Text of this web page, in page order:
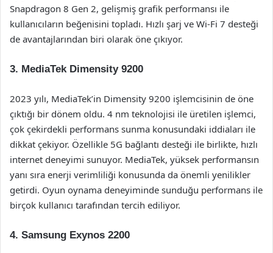
Snapdragon 8 Gen 2, gelişmiş grafik performansı ile
kullanıcıların beğenisini topladı. Hızlı şarj ve Wi-Fi 7 desteği
de avantajlarından biri olarak öne çıkıyor.
3. MediaTek Dimensity 9200
2023 yılı, MediaTek’in Dimensity 9200 işlemcisinin de öne
çıktığı bir dönem oldu. 4 nm teknolojisi ile üretilen işlemci,
çok çekirdekli performans sunma konusundaki iddiaları ile
dikkat çekiyor. Özellikle 5G bağlantı desteği ile birlikte, hızlı
internet deneyimi sunuyor. MediaTek, yüksek performansın
yanı sıra enerji verimliliği konusunda da önemli yenilikler
getirdi. Oyun oynama deneyiminde sunduğu performans ile
birçok kullanıcı tarafından tercih ediliyor.
4. Samsung Exynos 2200